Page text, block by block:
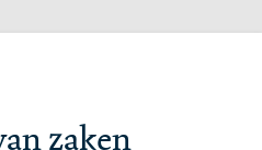
zaken